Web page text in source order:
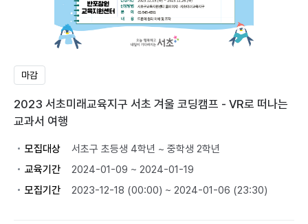
마감
2023 서초미래교육지구 서초 겨울 코딩캠프 - VR로 떠나는
교과서 여행
모집대상
서초구 초등생 4학년 ~ 중학생 2학년
교육기간
2024-01-09 ~ 2024-01-19
모집기간
2023-12-18 (00:00) ~ 2024-01-06 (23:30)